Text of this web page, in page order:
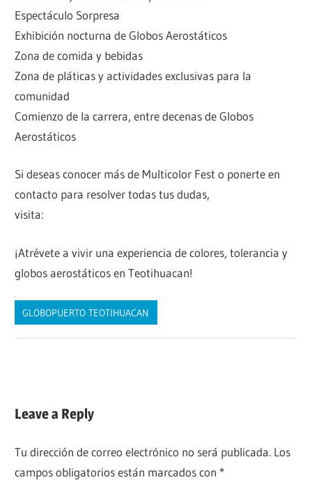
Espectáculo Sorpresa
Exhibición nocturna de Globos Aerostáticos
Zona de comida y bebidas
Zona de pláticas y actividades exclusivas para la
comunidad
Comienzo de la carrera, entre decenas de Globos
Aerostáticos
Si deseas conocer más de Multicolor Fest o ponerte en
contacto para resolver todas tus dudas,
visita:
¡Atrévete a vivir una experiencia de colores, tolerancia y
globos aerostáticos en Teotihuacan!
GLOBOPUERTO TEOTIHUACAN
entradas
Leave a Reply
Tu dirección de correo electrónico no será publicada. Los
campos obligatorios están marcados con *